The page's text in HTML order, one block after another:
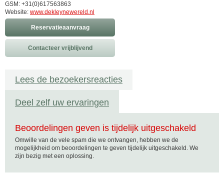
GSM: +31(0)617563863
Website: www.dekleynewereld.nl
Reservatieaanvraag
Contacteer vrijblijvend
Lees de bezoekersreacties
Deel zelf uw ervaringen
Beoordelingen geven is tijdelijk uitgeschakeld
Omwille van de vele spam die we ontvangen, hebben we de
mogelijkheid om beoordelingen te geven tijdelijk uitgeschakeld. We
zijn bezig met een oplossing.